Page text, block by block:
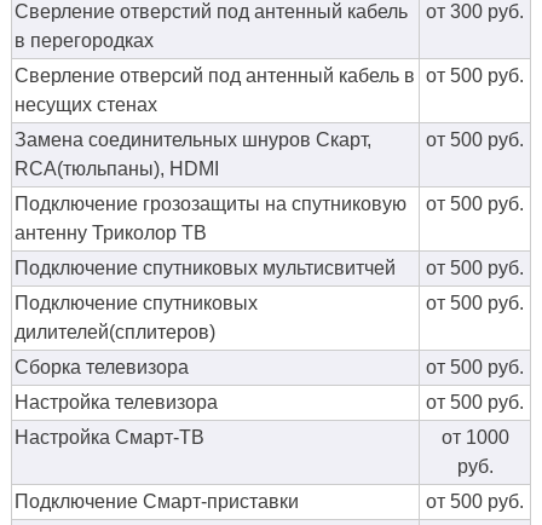
Сверление отверстий под антенный кабель
в перегородках
от 300 руб.
Сверление отверсий под антенный кабель в
несущих стенах
от 500 руб.
Замена соединительных шнуров Скарт,
RCA(тюльпаны), HDMI
от 500 руб.
Подключение грозозащиты на спутниковую
антенну Триколор ТВ
от 500 руб.
Подключение спутниковых мультисвитчей
от 500 руб.
Подключение спутниковых
дилителей(сплитеров)
от 500 руб.
Сборка телевизора
от 500 руб.
Настройка телевизора
от 500 руб.
Настройка Смарт-ТВ
от 1000
руб.
Подключение Смарт-приставки
от 500 руб.